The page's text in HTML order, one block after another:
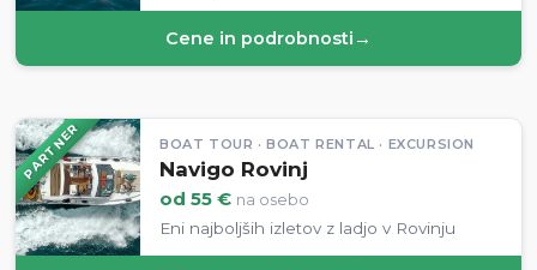
Cene in podrobnosti →
PARTNER BOAT TOUR · BOAT RENTAL · EXCURSION
Navigo Rovinj
od 55 € na osebo
Eni najboljših izletov z ladjo v Rovinju